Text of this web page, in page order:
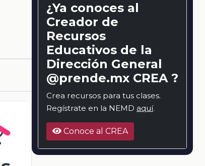
¿Ya conoces al
Creador de
Recursos
Educativos de la
Dirección General
@prende.mx CREA ?
Crea recursos para tus clases.
Regístrate en la NEMD aquí.
Conoce al CREA